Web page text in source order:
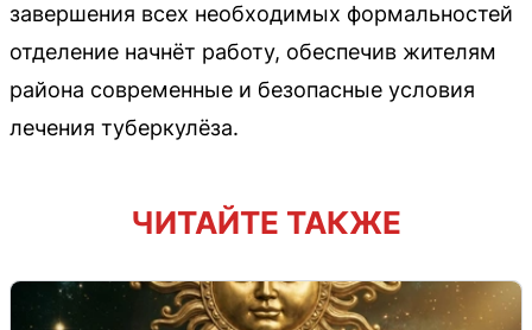
завершения всех необходимых формальностей
отделение начнёт работу, обеспечив жителям
района современные и безопасные условия
лечения туберкулёза.
ЧИТАЙТЕ ТАКЖЕ